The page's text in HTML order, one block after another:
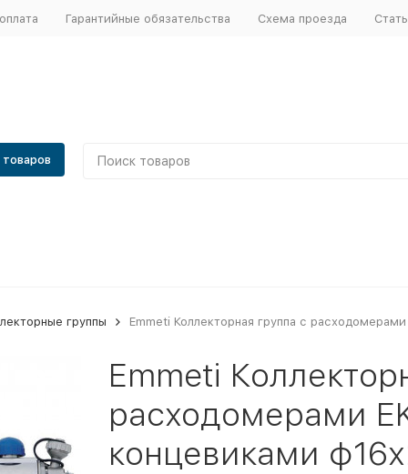
Гарантийные обязательства Схема проезда
группы Emmeti Коллекторная группа с
Emmeti
расходомерами
концевиками